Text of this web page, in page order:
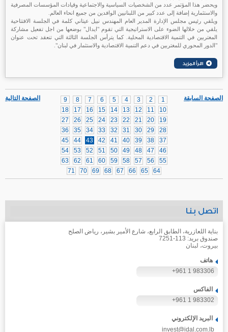
ويحضر هذا المؤتمر عدد من الشخصيات السياسية والاجتماعية وقيادات المؤسسات المصرفية
والاستثمارية إضافة إلى عدد كبير من اللبنانيين الوافدين من جميع انحاء العالم.
ويلقي رئيس مجلس الإدارة المدير العام المهندس نبيل عيتاني كلمة في الجلسة الافتتاحية
يلقي من خلالها الضوء على الاستراتيجية التي تقوم "ايدال" بوضعها من اجل تفعيل مشاركة
المغتربين في التنمية الاقتصادية المحلية. كما يترأس الجلسة الثالثة التي تنعقد تحت عنوان
"الدور المحوري للمغتربين في دعم التنمية الاقتصادية والاستثمار في لبنان".
الصفحة التالية 1
2
3
4
5
6
7
8
9
10
11
12
13
14
15
16
17
18
19
20
21
22
23
24
25
26
27
28
29
30
31
32
33
34
35
36
37
38
39
40
41
42
43
44
45
46
47
48
49
50
51
52
53
54
55
56
57
58
59
60
61
62
63
64
65
66
67
68
69
70
71
الصفحة السابقة
اتصل بنا
بناية اللعازرية، الطابق الرابع، شارع الأمير بشير، رياض الصلح
صندوق بريد: 113-7251
بيروت، لبنان
هاتف
+961 1 983306
الفاكس
+961 1 983302
البريد الإلكتروني
invest@idal.com.lb